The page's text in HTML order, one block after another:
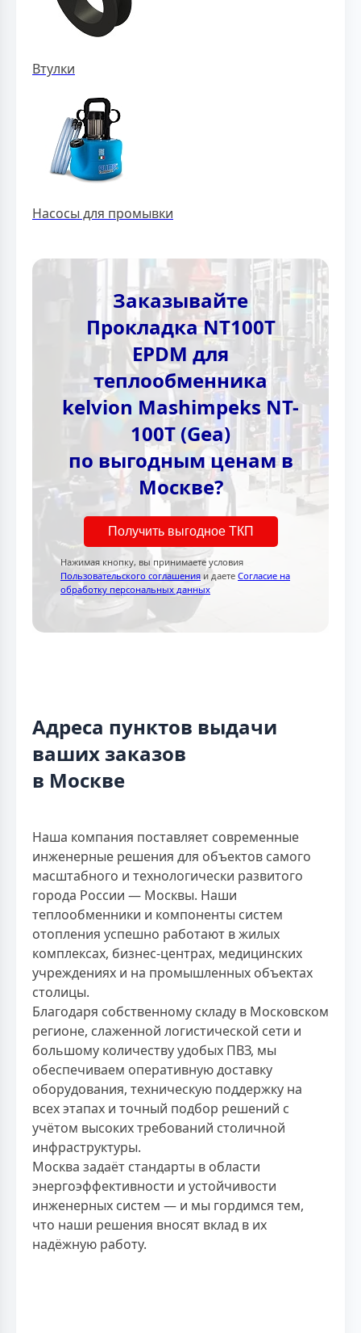
Втулки
Насосы для промывки
Заказывайте
Прокладка NT100T
EPDM для
теплообменника
kelvion Mashimpeks NT-
100T (Gea)
по выгодным ценам в
Москве?
Получить выгодное ТКП
Нажимая кнопку, вы принимаете условия
Пользовательского соглашения и даете Согласие на
обработку персональных данных
Адреса пунктов выдачи
ваших заказов
в Москве
Наша компания поставляет современные
инженерные решения для объектов самого
масштабного и технологически развитого
города России — Москвы. Наши
теплообменники и компоненты систем
отопления успешно работают в жилых
комплексах, бизнес-центрах, медицинских
учреждениях и на промышленных объектах
столицы.
Благодаря собственному складу в Московском
регионе, слаженной логистической сети и
большому количеству удобых ПВЗ, мы
обеспечиваем оперативную доставку
оборудования, техническую поддержку на
всех этапах и точный подбор решений с
учётом высоких требований столичной
инфраструктуры.
Москва задаёт стандарты в области
энергоэффективности и устойчивости
инженерных систем — и мы гордимся тем,
что наши решения вносят вклад в их
надёжную работу.